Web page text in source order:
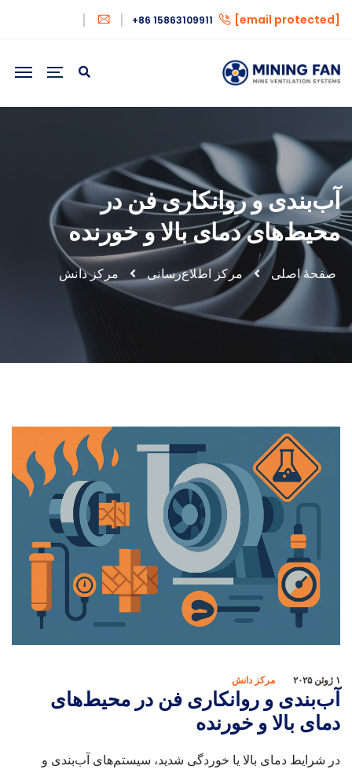
[email protected]
+86 15863109911
آب‌بندی و روانکاری فن در
محیط‌های دمای بالا و خورنده
صفحهٔ اصلی مرکز اطلاع‌رسانی مرکز دانش
۱ ژوئن ۲۰۲۵ مرکز دانش
آب‌بندی و روانکاری فن در محیط‌های
دمای بالا و خورنده
در شرایط دمای بالا یا خوردگی شدید، سیستم‌های آب‌بندی و